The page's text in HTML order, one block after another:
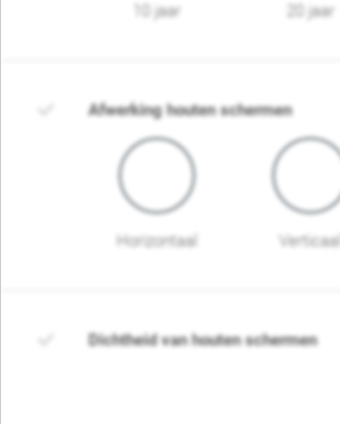
10 jaar
20 jaar
Afwerking houten schermen
Horizontaal Verticaal
Dichtheid van houten schermen